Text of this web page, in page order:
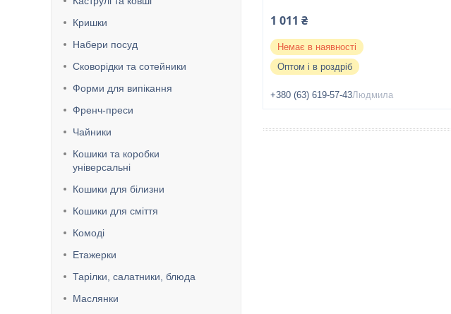
Кришки
Набери посуд
Сковорідки та сотейники
Форми для випікання
Френч-преси
Чайники
Кошики та коробки
універсальні
Кошики для білизни
Кошики для сміття
Комоді
Етажерки
Тарілки, салатники, блюда
Маслянки
1 011 ₴
Немає в наявності
Оптом і в роздріб
+380 (63) 619-57-43Людмила